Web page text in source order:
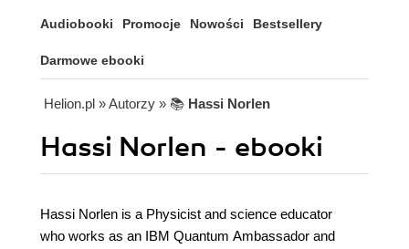
Audiobooki Promocje Nowości Bestsellery
Darmowe ebooki
Helion.pl » Autorzy » 📚 Hassi Norlen
Hassi Norlen - ebooki
Hassi Norlen is a Physicist and science educator
who works as an IBM Quantum Ambassador and